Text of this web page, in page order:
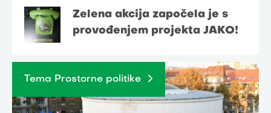
Zelena akcija započela je s
provođenjem projekta JAKO!
Tema Prostorne politike